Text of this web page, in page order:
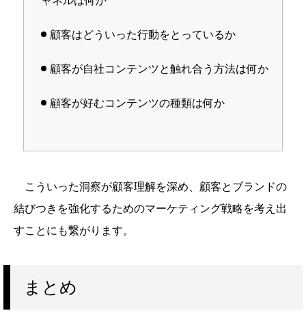
顧客はどういった行動をとっているか
顧客が自社コンテンツと触れ合う方法は何か
顧客が好むコンテンツの種類は何か
こういった洞察が顧客理解を深め、顧客とブランドの
結びつきを強化するためのマーケティング戦略を考え出
すことにも繋がります。
まとめ